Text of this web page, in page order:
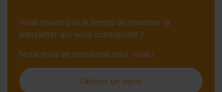
Vous n’avez pas le temps de chercher la
babysitter qui vous correspond ?
Nous nous en occupons pour vous !
Obtenir un devis